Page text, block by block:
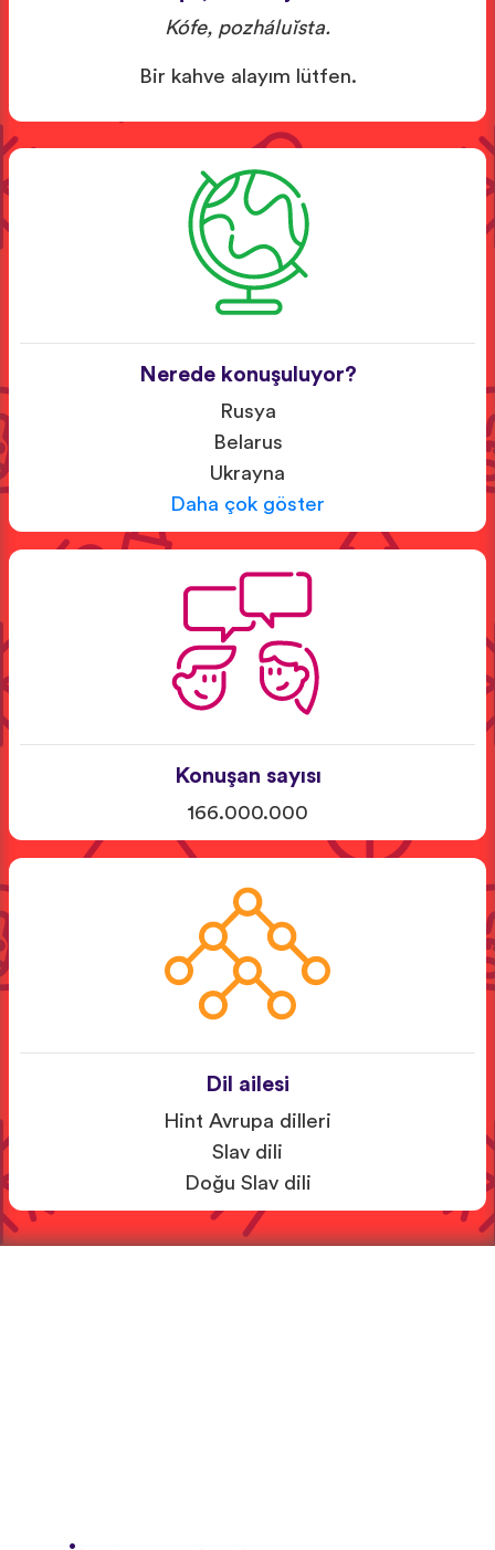
Kófe, pozháluĭsta.
Bir kahve alayım lütfen.
Nerede konuşuluyor?
Rusya
Belarus
Ukrayna
Daha çok göster
Konuşan sayısı
166.000.000
Dil ailesi
Hint Avrupa dilleri
Slav dili
Doğu Slav dili